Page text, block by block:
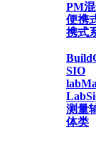
PM
便携
携式
SIO
lab
Lab
测量
体类